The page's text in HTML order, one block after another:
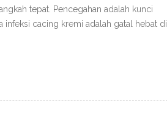
tepat. Pencegahan adalah kunci
infeksi cacing kremi adalah gatal hebat di